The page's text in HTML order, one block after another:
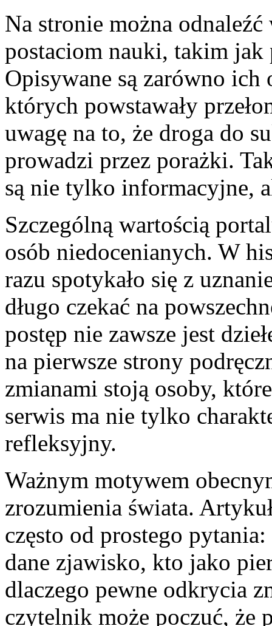
Na stronie można
postaciom nauki, takim
Opisywane są zarówno
których powstawały
uwagę na to, że droga do
prowadzi przez porażki.
są nie tylko informacyjne,
Szczególną wartością
osób niedocenianych. W
razu spotykało się z
długo czekać na
postęp nie zawsze jest
na pierwsze strony
zmianami stoją osoby,
serwis ma nie tylko
refleksyjny.
Ważnym motywem
zrozumienia świata.
często od prostego
dane zjawisko, kto jako
dlaczego pewne odkrycia
czytelnik może poczuć, że